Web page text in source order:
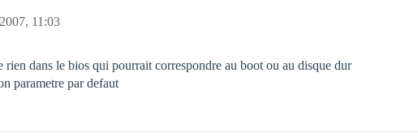
11:03
rien dans le bios qui pourrait correspondre au boot ou au disque dur
parametre par defaut